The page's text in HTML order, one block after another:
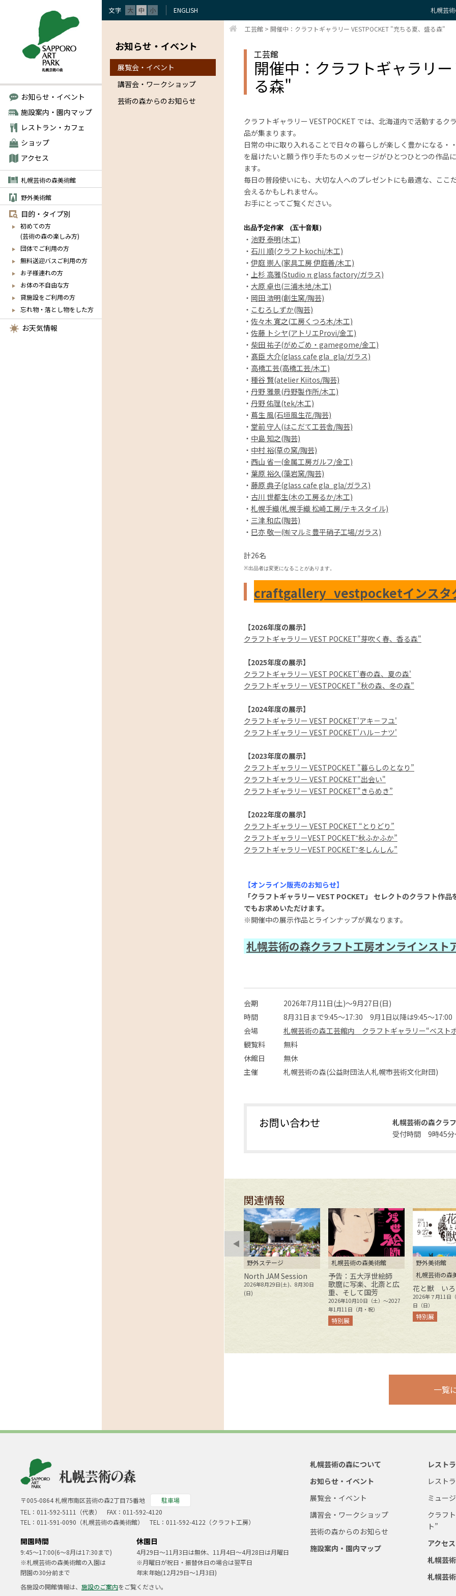
お知らせ・イベント
お知らせ・イベント
展覧会・イベント
講習会・ワークショップ
芸術の森からのお知らせ
施設案内・園内マップ
レストラン・カフェ
ショップ
アクセス
札幌芸術の森美術館
野外美術館
目的・タイプ別
初めての方
(芸術の森の楽しみ方)
団体でご利用の方
無料送迎バスご利用の方
お子様連れの方
お体の不自由な方
貸施設をご利用の方
忘れ物・落とし物をした方
お天気情報
文字 大 中 小 ENGLISH 札幌芸
工芸館 > 開催中：クラフトギャラリー VESTPOCKET "充ちる夏、盛る森"
工芸館
開催中：クラフトギャラリ
る森"
クラフトギャラリー VESTPOCKET では、北海道内で活動するク
品が集まります。
日常の中に取り入れることで日々の暮らしが楽しく豊かになる・
を届けたいと願う作り手たちのメッセージがひとつひとつの作品
ます。
毎日の普段使いにも、大切な人へのプレゼントにも最適な、ここ
会えるかもしれません。
お手にとってご覧ください。
出品予定作家 (五十音順）
・ 池野 泰明(木工)
・ 石川 順(クラフトkochi/木工)
・ 伊庭 崇人(家具工房 伊庭善/木工)
・ 上杉 高雅(Studio π glass factory/ガラス)
・ 大原 卓也(三浦木地/木工)
・ 岡田 浩明(創生窯/陶芸)
・ こむろしずか(陶芸)
・ 佐々木 寛之(工房くつろ木/木工)
・ 佐藤 トシヤ(アトリエProvi/金工)
・ 柴田 祐子(がめごめ・gamegome/金工)
・ 髙臣 大介(glass cafe gla_gla/ガラス)
・ 高橋工芸(高橋工芸/木工)
・ 種谷 賢(atelier Kiitos/陶芸)
・ 丹野 雅景(丹野製作所/木工)
・ 丹野 佑理(tek/木工)
・ 蔦生 風(石垣風生花/陶芸)
・ 堂前 守人(はこだて工芸舎/陶芸)
・ 中島 知之(陶芸)
・ 中村 裕(草の窯/陶芸)
・ 西山 省一(金属工房ガルフ/金工)
・ 葉原 裕久(藻岩窯/陶芸)
・ 藤原 典子(glass cafe gla_gla/ガラス)
・ 古川 世都生(木の工房るか/木工)
・ 札幌手織(札幌手織 松崎工房/テキスタイル)
・ 三津 和広(陶芸)
・ 巳亦 敬一(㈲マルミ豊平硝子工場/ガラス)
計26名
※出品者は変更になることがあります。
craftgallery_vestpocketインスタ
【2026年度の展示】
クラフトギャラリー VEST POCKET"芽吹く春、香る森"
【2025年度の展示】
クラフトギャラリー VEST POCKET'春の森、夏の森'
クラフトギャラリー VESTPOCKET "秋の森、冬の森"
【2024年度の展示】
クラフトギャラリー VEST POCKET'アキ－フユ'
クラフトギャラリー VEST POCKET'ハル－ナツ'
【2023年度の展示】
クラフトギャラリー VESTPOCKET "暮らしのとなり”
クラフトギャラリー VEST POCKET"出会い"
クラフトギャラリー VEST POCKET"きらめき”
【2022年度の展示】
クラフトギャラリー VEST POCKET “とりどり”
クラフトギャラリーVEST POCKET‟秋ふかふか”
クラフトギャラリーVEST POCKET‟冬しんしん”
【オンライン販売のお知らせ】
「クラフトギャラリー VEST POCKET」 セレクトのクラフト作品
でもお求めいただけます。
※開催中の展示作品とラインナップが異なります。
札幌芸術の森クラフト工房オンラインスト
会期
2026年7月11日(土)～9月27日(日)
時間
8月31日まで9:45～17:30 9月1日以降は9:45～17:00
会場
札幌芸術の森工芸館内 クラフトギャラリー“ベスト
観覧料
無料
休館日
無休
主催
札幌芸術の森(公益財団法人札幌市芸術文化財団)
お問い合わせ
札幌芸術の森クラ
受付時間 9時45分
関連情報
野外ステージ
North JAM Session
2026年8月29日(土)、8月30日
(日)
札幌芸術の森美術館
予告：五大浮世絵師
歌麿に写楽、北斎と広
重、そして国芳
2026年10月10日（土）～2027
年1月11日（月・祝）
特別展
野外美術館
札幌芸術の森
花と獣 いろ
2026年７月11日
日（日）
特別展
一覧
〒005-0864 札幌市南区芸術の森2丁目75番地
駐車場
TEL： 011-592-5111（代表）
FAX：011-592-4120
TEL： 011-591-0090 （札幌芸術の森美術館） TEL： 011-592-4122 （クラフト工房）
開園時間
9:45～17:00(6～8月は17:30まで)
※札幌芸術の森美術館の入園は
閉園の30分前まで
休園日
4月29日～11月3日は無休、11月4日～4月28日は月曜日
※月曜日が祝日・振替休日の場合は翌平日
年末年始(12月29日～1月3日)
各施設の開館情報は、 施設のご案内をご覧ください。
札幌芸術の森について
お知らせ・イベント
展覧会・イベント
講習会・ワークショップ
芸術の森からのお知らせ
施設案内・園内マップ
レスト
レスト
ミュー
クラフ
ト”
アクセス
札幌芸
札幌芸